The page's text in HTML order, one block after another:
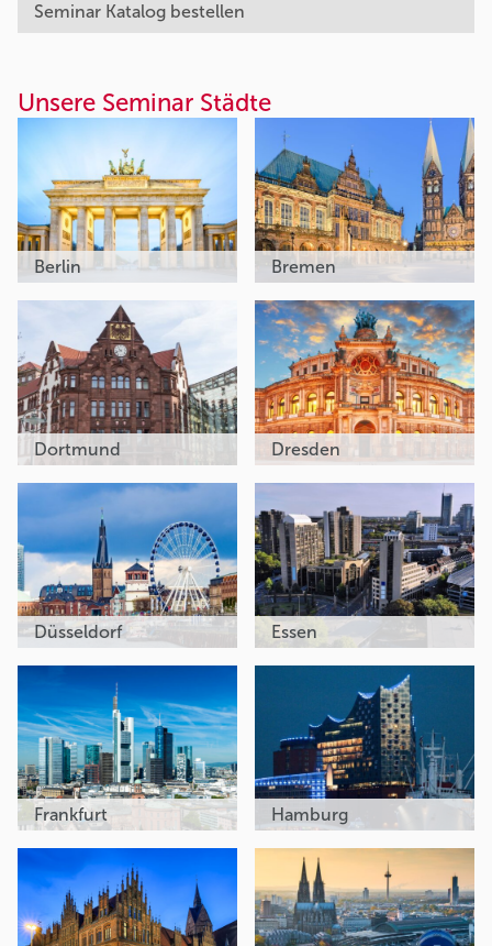
Seminar Katalog bestellen
Unsere Seminar Städte
Berlin Bremen
Dortmund Dresden
Düsseldorf Essen
Frankfurt Hamburg